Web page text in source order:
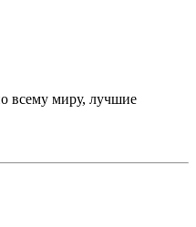
всему миру, лучшие